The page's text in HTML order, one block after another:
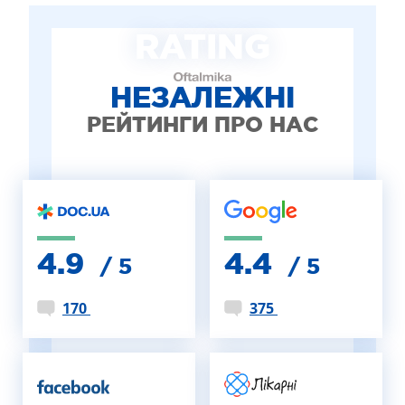
ДИТЯЧА ОФТАЛЬМОЛОГІЯ
ЛІКУВАННЯ ЗАХВОРЮВАНЬ СІТКІВКИ
ЕСТЕТИЧНА ХІРУРГІЯ
НЕЗАЛЕЖНІ
РЕЙТИНГИ ПРО НАС
4.9 / 5
170
4.4 / 5
375